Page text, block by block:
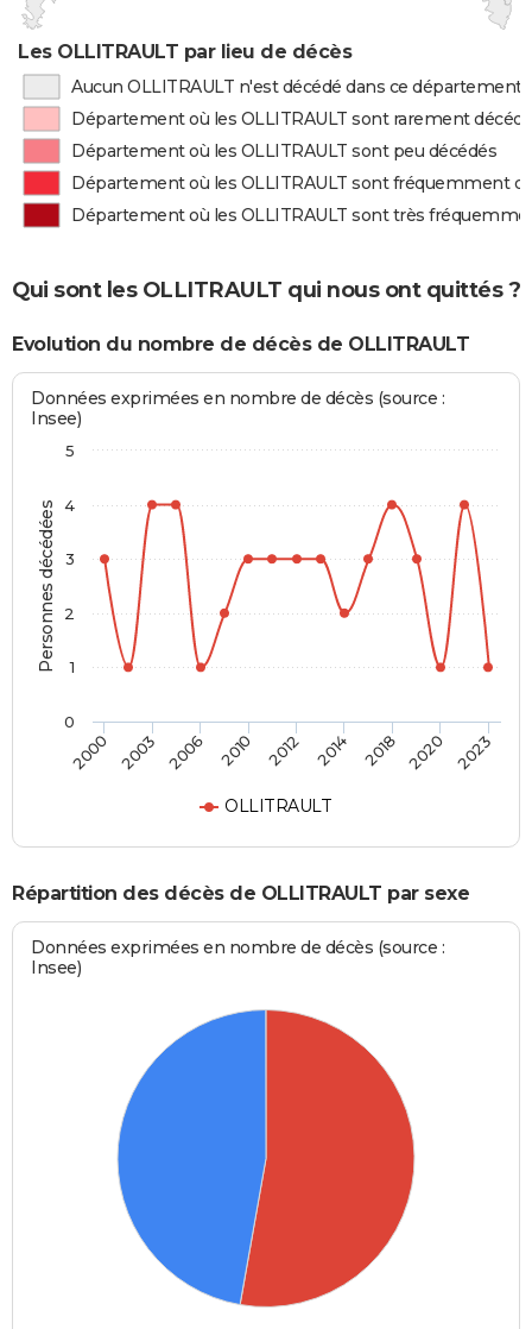
Les OLLITRAULT par lieu de décès
Aucun OLLITRAULT n'est décédé dans ce département
Département où les OLLITRAULT sont rarement
Département où les OLLITRAULT sont peu décédés
Département où les OLLITRAULT sont fréquemment
Département où les OLLITRAULT sont très
Qui sont les OLLITRAULT qui nous ont quittés ?
Evolution du nombre de décès de OLLITRAULT
Personnes décédées
Données exprimées en nombre de décès (source :
Insee)
OLLITRAULT
2000 2003 2006 2010 2012 2014 2018 2020 2023
0
1
2
3
4
5
Répartition des décès de OLLITRAULT par sexe
Données exprimées en nombre de décès (source :
Insee)